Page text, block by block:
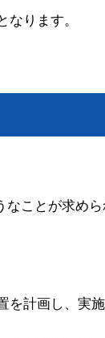
ります。
ことが求めら
を計画し、実